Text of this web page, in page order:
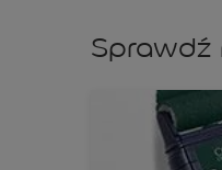
Sprawdź